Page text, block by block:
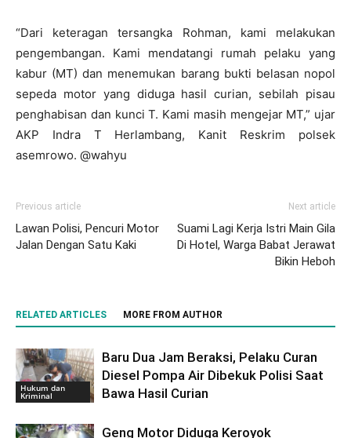
“Dari keteragan tersangka Rohman, kami melakukan
pengembangan. Kami mendatangi rumah pelaku yang
kabur (MT) dan menemukan barang bukti belasan nopol
sepeda motor yang diduga hasil curian, sebilah pisau
penghabisan dan kunci T. Kami masih mengejar MT,” ujar
AKP Indra T Herlambang, Kanit Reskrim polsek
asemrowo. @wahyu
Previous article
Lawan Polisi, Pencuri Motor
Jalan Dengan Satu Kaki
Next article
Suami Lagi Kerja Istri Main Gila
Di Hotel, Warga Babat Jerawat
Bikin Heboh
RELATED ARTICLES MORE FROM AUTHOR
Hukum dan
Kriminal
Baru Dua Jam Beraksi, Pelaku Curan
Diesel Pompa Air Dibekuk Polisi Saat
Bawa Hasil Curian
Geng Motor Diduga Keroyok